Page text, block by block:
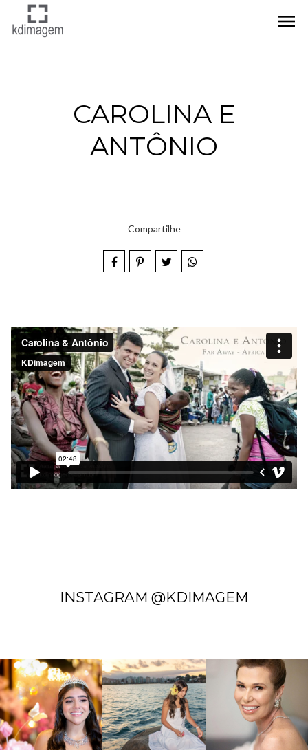
menu
CAROLINA E
ANTÔNIO
Compartilhe
INSTAGRAM @KDIMAGEM